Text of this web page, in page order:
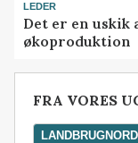
LEDER
Det er en uskik
økoproduktion
FRA VORES
LANDBRUGNORD